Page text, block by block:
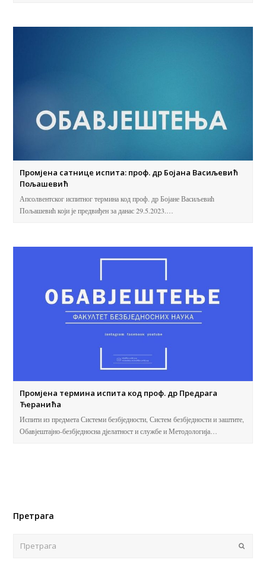
Промјена сатнице испита: проф. др Бојана Васиљевић
Пољашевић
Апсолвентског испитног термина код проф. др Бојане Васиљевић
Пољашевић који је предвиђен за данас 29.5.2023.…
Промјена термина испита код проф. др Предрага
Ћеранића
Испити из предмета Системи безбједности, Систем безбједности и заштите,
Обавјештајно-безбједносна дјелатност и службе и Методологија…
Претрага